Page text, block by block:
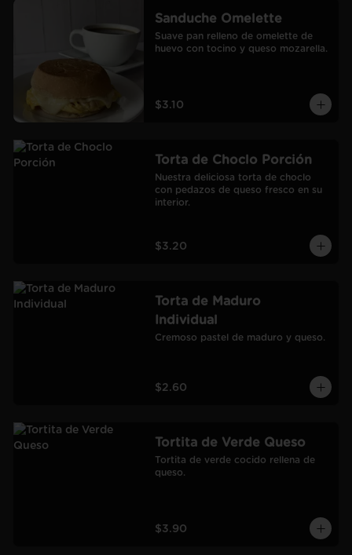
Sanduche Omelette
Suave pan relleno de omelette de
huevo con tocino y queso mozarella.
$3.10
Torta de Choclo Porción
Nuestra deliciosa torta de choclo
con pedazos de queso fresco en su
interior.
$3.20
Torta de Maduro
Individual
Cremoso pastel de maduro y queso.
$2.60
Tortita de Verde Queso
Tortita de verde cocido rellena de
queso.
$3.90